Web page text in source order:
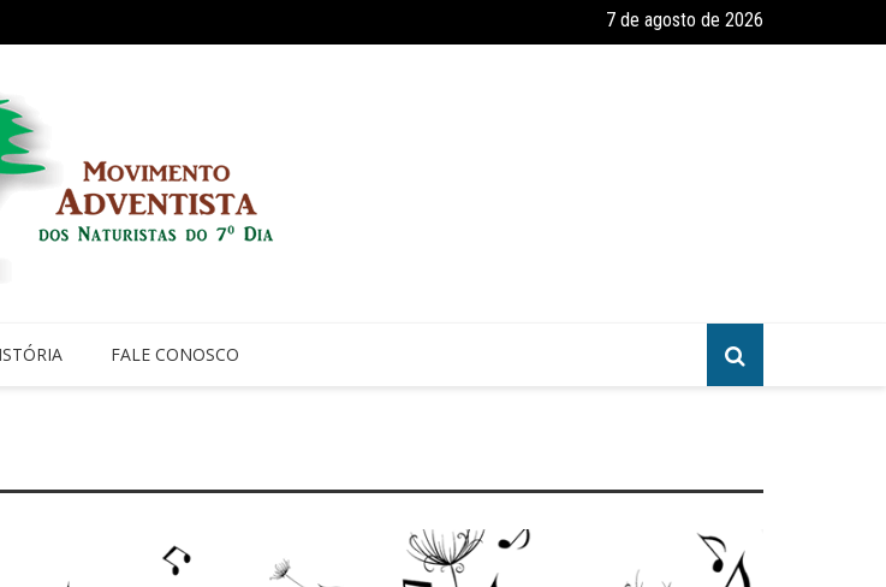
70% dos jovens cristãos abandonem a igreja
Reavivamento e Reforma – Um Convite ao Estudo da Parábola das Dez
7 de agosto de 2026
FALE CONOSCO